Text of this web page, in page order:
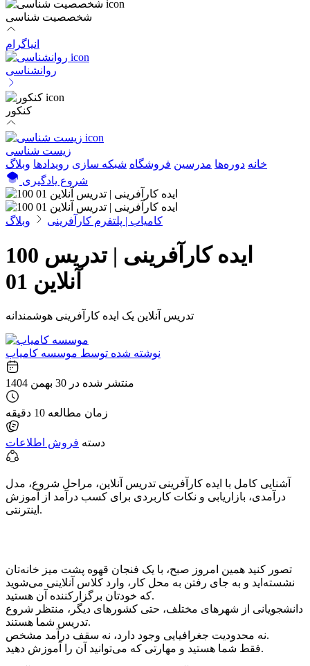
شخصصیت شناسی
انیاگرام
روانشناسی
کنکور
زیست شناسی
خانه دوره‌ها مدرسین فروشگاه شبکه سازی رویداد‌ها وبلاگ
شروع یادگیری
کامیاب | پلتفرم کارآفرینی وبلاگ
100 ایده کارآفرینی | تدریس
آنلاین 01
تدریس آنلاین یک ایده کارآفرینی هوشمندانه
نوشته شده توسط موسسه کامیاب
منتشر شده در 30 بهمن 1404
زمان مطالعه 10 دقیقه
دسته فروش اطلاعات
آشنایی کامل با ایده کارآفرینی تدریس آنلاین، مراحل شروع، مدل
درآمدی، بازاریابی و نکات کاربردی برای کسب درآمد از آموزش
اینترنتی.
تصور کنید همین امروز صبح، با یک فنجان قهوه پشت میز خانه‌تان
نشسته‌اید و به جای رفتن به محل کار، وارد کلاس آنلاینی می‌شوید
که خودتان برگزارکننده آن هستید.
دانشجویانی از شهرهای مختلف، حتی کشورهای دیگر، منتظر شروع
تدریس شما هستند.
نه محدودیت جغرافیایی وجود دارد، نه سقف درآمد مشخص.
فقط شما هستید و مهارتی که می‌توانید آن را آموزش دهید.